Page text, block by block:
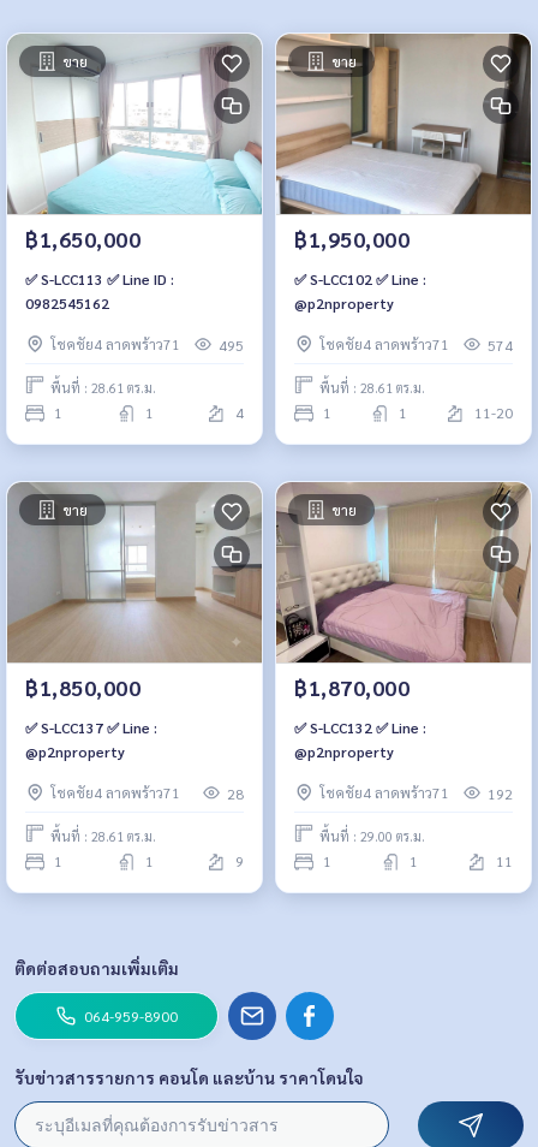
ขาย
฿1,650,000
✅ S-LCC113 ✅ Line ID :
0982545162
โชคชัย4 ลาดพร้าว71 495
พื้นที่ : 28.61 ตร.ม.
1 1 4
ขาย
฿1,950,000
✅ S-LCC102 ✅ Line :
@p2nproperty
โชคชัย4 ลาดพร้าว71 574
พื้นที่ : 28.61 ตร.ม.
1 1 11-20
ขาย
฿1,850,000
✅ S-LCC137 ✅ Line :
@p2nproperty
โชคชัย4 ลาดพร้าว71 28
พื้นที่ : 28.61 ตร.ม.
1 1 9
ขาย
฿1,870,000
✅ S-LCC132 ✅ Line :
@p2nproperty
โชคชัย4 ลาดพร้าว71 192
พื้นที่ : 29.00 ตร.ม.
1 1 11
ติดต่อสอบถามเพิ่มเติม
064-959-8900
รับข่าวสารรายการ คอนโด และบ้าน ราคาโดนใจ